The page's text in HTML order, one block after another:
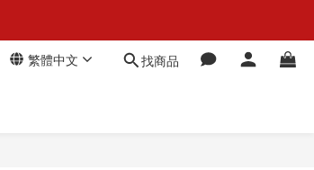
繁體中文 找商品